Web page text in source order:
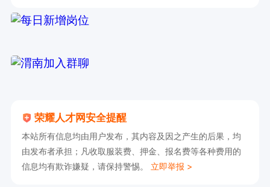
荣耀人才网安全提醒
本站所有信息均由用户发布，其内容及因之产生的后果，均
由发布者承担；凡收取服装费、押金、报名费等各种费用的
信息均有欺诈嫌疑，请保持警惕。 立即举报 >